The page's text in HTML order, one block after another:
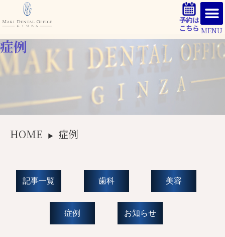
予約は
こちら MENU
症例
HOME ▶ 症例
記事一覧 歯科 美容
症例 お知らせ